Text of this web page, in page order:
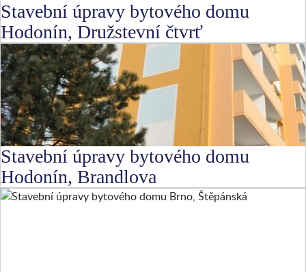
Stavební úpravy bytového domu
Hodonín, Družstevní čtvrť
Stavební úpravy bytového domu
Hodonín, Brandlova